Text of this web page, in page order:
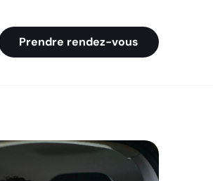
Prendre rendez-vous